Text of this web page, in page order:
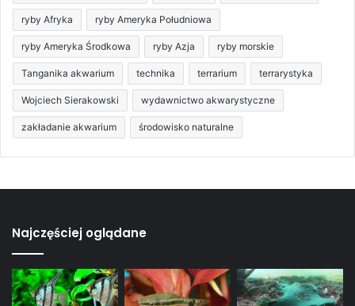
ryby Afryka ryby Ameryka Południowa
ryby Ameryka Środkowa ryby Azja ryby morskie
Tanganika akwarium technika terrarium terrarystyka
Wojciech Sierakowski wydawnictwo akwarystyczne
zakładanie akwarium środowisko naturalne
Najczęściej oglądane